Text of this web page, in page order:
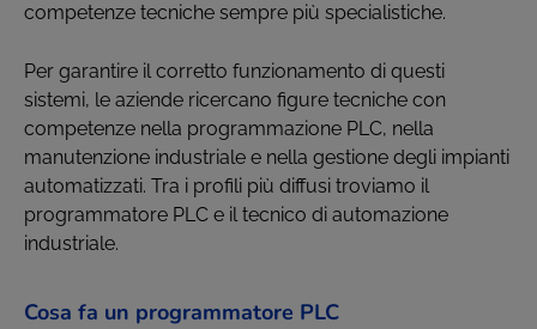
competenze tecniche sempre più specialistiche.
Per garantire il corretto funzionamento di questi
sistemi, le aziende ricercano figure tecniche con
competenze nella programmazione PLC, nella
manutenzione industriale e nella gestione degli impianti
automatizzati. Tra i profili più diffusi troviamo il
programmatore PLC e il tecnico di automazione
industriale.
Cosa fa un programmatore PLC